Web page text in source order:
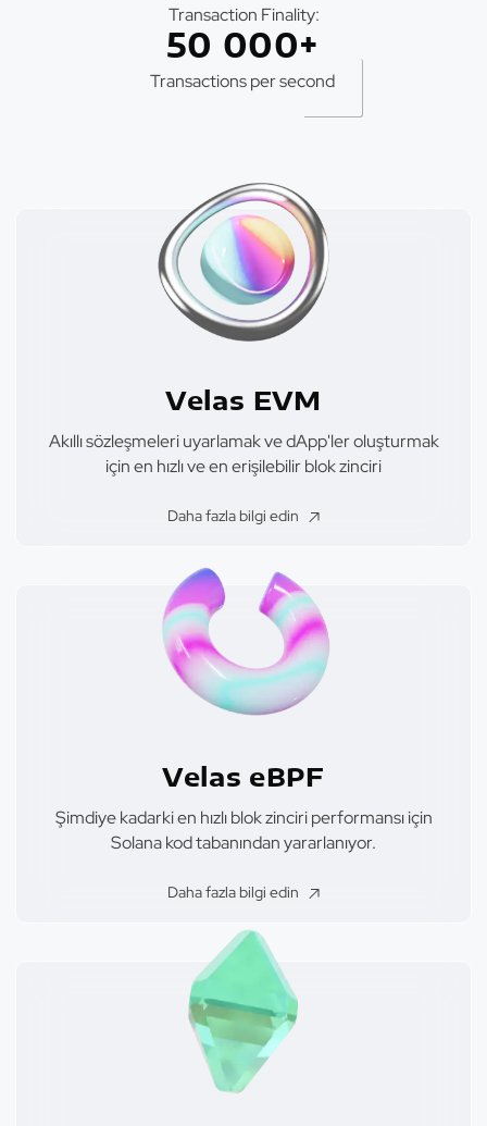
Transaction Finality:
50 000+
Transactions per second
Velas EVM
Akıllı sözleşmeleri uyarlamak ve dApp'ler oluşturmak
için en hızlı ve en erişilebilir blok zinciri
Daha fazla bilgi edin
Velas eBPF
Şimdiye kadarki en hızlı blok zinciri performansı için
Solana kod tabanından yararlanıyor.
Daha fazla bilgi edin